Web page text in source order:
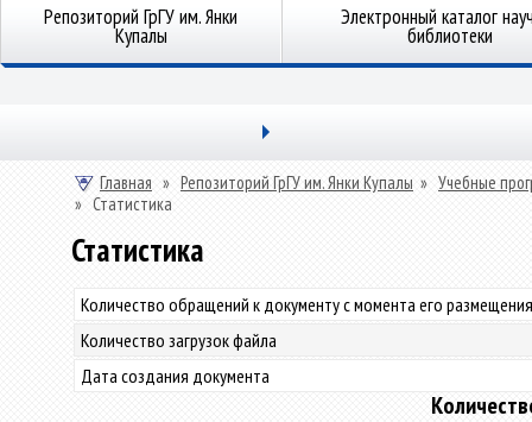
Репозиторий ГрГУ им. Янки
Купалы
Электронный каталог
библиотеки
Главная » Репозиторий ГрГУ им. Янки Купалы » Учебные
» Статистика
Статистика
Количество обращений к документу с момента его
Количество загрузок файла
Дата создания документа